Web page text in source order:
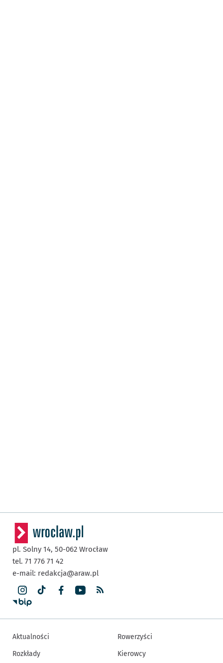
pl. Solny 14, 50-062 Wrocław
tel. 71 776 71 42
e-mail: redakcja@araw.pl
Aktualności
Rozkłady
Rowerzyści
Kierowcy